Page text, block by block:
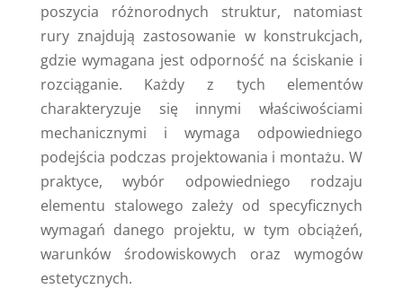
poszycia różnorodnych struktur, natomiast
rury znajdują zastosowanie w konstrukcjach,
gdzie wymagana jest odporność na ściskanie i
rozciąganie. Każdy z tych elementów
charakteryzuje się innymi właściwościami
mechanicznymi i wymaga odpowiedniego
podejścia podczas projektowania i montażu. W
praktyce, wybór odpowiedniego rodzaju
elementu stalowego zależy od specyficznych
wymagań danego projektu, w tym obciążeń,
warunków środowiskowych oraz wymogów
estetycznych.